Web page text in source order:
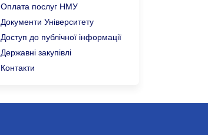
Оплата послуг НМУ
Документи Університету
Доступ до публічної інформації
Державні закупівлі
Контакти